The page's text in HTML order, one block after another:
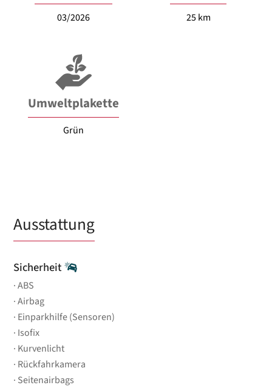
03/2026 25 km
Umweltplakette
Grün
Ausstattung
Sicherheit
ABS
Airbag
Einparkhilfe (Sensoren)
Isofix
Kurvenlicht
Rückfahrkamera
Seitenairbags